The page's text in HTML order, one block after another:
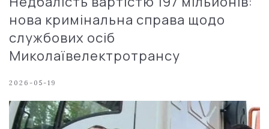
нова кримінальна справа щодо
службових осіб
Миколаївелектротрансу
2026-05-19